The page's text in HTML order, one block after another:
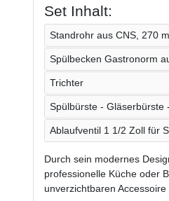
Set Inhalt:
Standrohr aus CNS, 270
Spülbecken Gastronorm
Trichter
Spülbürste - Gläserbürste
Ablaufventil 1 1/2 Zoll für
Durch sein modernes
professionelle Küche oder
unverzichtbaren